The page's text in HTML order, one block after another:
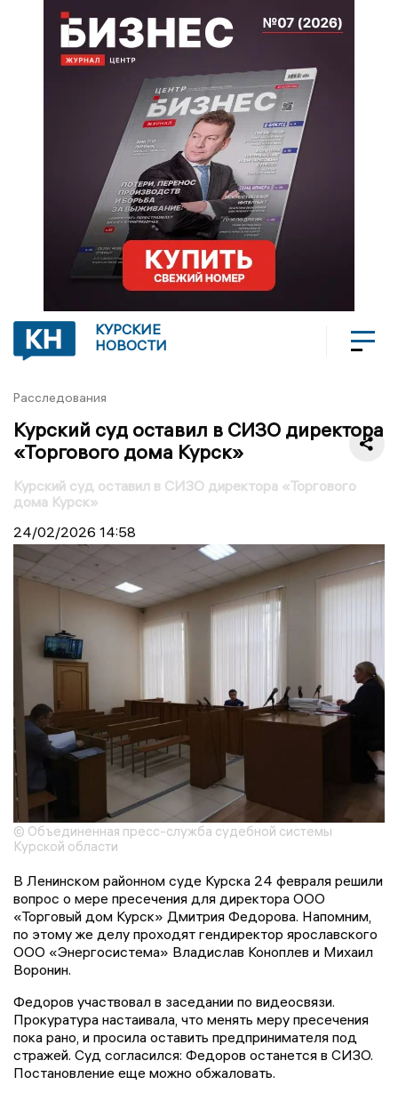
КУРСКИЕ
НОВОСТИ
Расследования
Курский суд оставил в СИЗО директора
«Торгового дома Курск»
Курский суд оставил в СИЗО директора «Торгового
дома Курск»
24/02/2026 14:58
© Объединенная пресс-служба судебной системы
Курской области
В Ленинском районном суде Курска 24 февраля решили
вопрос о мере пресечения для директора ООО
«Торговый дом Курск» Дмитрия Федорова. Напомним,
по этому же делу проходят гендиректор ярославского
ООО «Энергосистема» Владислав Коноплев и Михаил
Воронин.
Федоров участвовал в заседании по видеосвязи.
Прокуратура настаивала, что менять меру пресечения
пока рано, и просила оставить предпринимателя под
стражей. Суд согласился: Федоров останется в СИЗО.
Постановление еще можно обжаловать.